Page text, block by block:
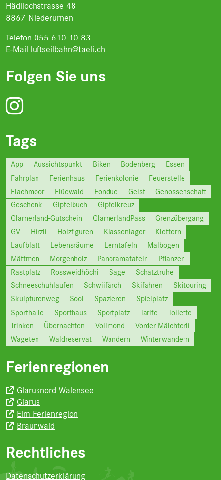
Hädilochstrasse 48
8867 Niederurnen
Telefon 055 610 10 83
E-Mail luftseilbahn@taeli.ch
Folgen Sie uns
Tags
App Aussichtspunkt Biken Bodenberg
Essen
Fahrplan
Ferienhaus Ferienkolonie
Feuerstelle
Flachmoor
Flüewald Fondue Geist
Genossenschaft
Geschenk
Gipfelbuch
Gipfelkreuz
Glarnerland-Gutschein
GlarnerlandPass
Grenzübergang
GV
Hirzli Holzfiguren Klassenlager
Klettern
Laufblatt
Lebensräume Lerntafeln
Malbogen
Mättmen
Morgenholz Panoramatafeln
Pflanzen
Rastplatz
Rossweidhöchi Sage
Schatztruhe
Schneeschuhlaufen
Schwiifärch Skifahren
Skitouring
Skulpturenweg
Sool Spazieren
Spielplatz
Sporthalle
Sporthaus Sportplatz Tarife
Toilette
Trinken
Übernachten Vollmond
Vorder Mälchterli
Wageten
Waldreservat Wandern Winterwandern
Ferienregionen
Glarusnord Walensee
Glarus
Elm Ferienregion
Braunwald
Rechtliches
Datenschutzerklärung